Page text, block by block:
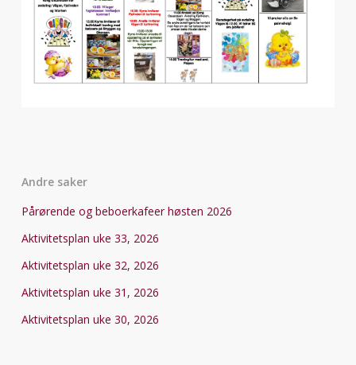
Andre saker
Pårørende og beboerkafeer høsten 2026
Aktivitetsplan uke 33, 2026
Aktivitetsplan uke 32, 2026
Aktivitetsplan uke 31, 2026
Aktivitetsplan uke 30, 2026